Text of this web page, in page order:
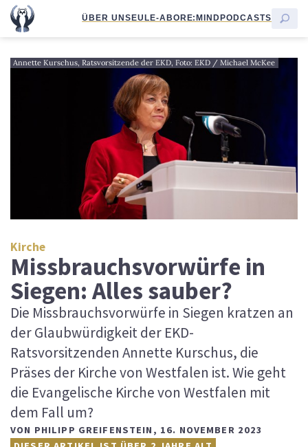
ÜBER UNSEULE-ABORE:MINDPODCASTS
Annette Kurschus, Ratsvorsitzende der EKD, Foto: EKD / Michael McKee
Kirche
Missbrauchsvorwürfe in
Siegen: Alles sauber?
Die Missbrauchsvorwürfe in Siegen kratzen an
der Glaubwürdigkeit der EKD-
Ratsvorsitzenden Annette Kurschus, die
Präses der Kirche von Westfalen ist. Wie geht
die Evangelische Kirche von Westfalen mit
dem Fall um?
VON PHILIPP GREIFENSTEIN , 16. NOVEMBER 2023